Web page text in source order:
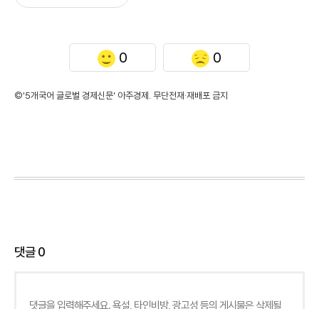
0 0
©'5개국어 글로벌 경제신문' 아주경제. 무단전재·재배포 금지
댓글0